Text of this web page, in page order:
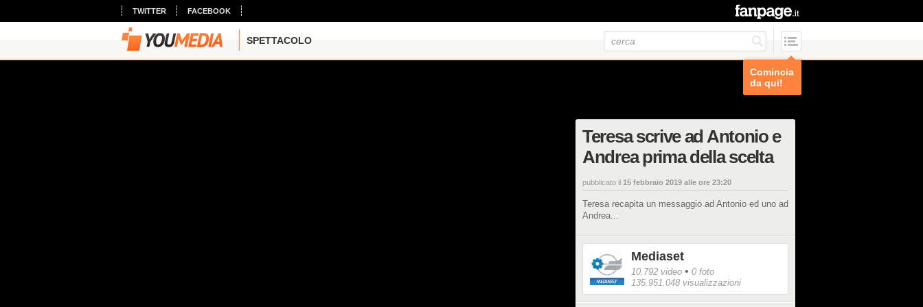
TWITTER FACEBOOK
SPETTACOLO
Comincia
da qui!
Teresa scrive ad Antonio e
Andrea prima della scelta
pubblicato il 15 febbraio 2019 alle ore 23:20
Teresa recapita un messaggio ad Antonio ed uno ad
Andrea...
Mediaset
10.792 video • 0 foto
135.951.048 visualizzazioni